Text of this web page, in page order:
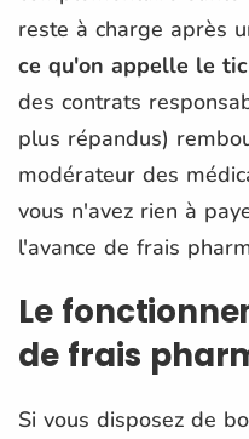
reste à charge après
ce qu'on appelle le
des contrats
plus répandus)
modérateur des
vous n'avez rien à
l'avance de frais
Le
de frais
Si vous disposez de